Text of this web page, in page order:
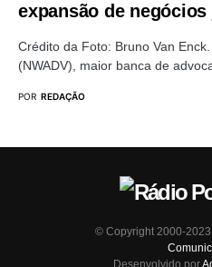
expansão de
Crédito da Foto: Bruno Van
(NWADV), maior banca de
POR REDAÇÃO
© Copyright 2000-2023
Desenvolvido por